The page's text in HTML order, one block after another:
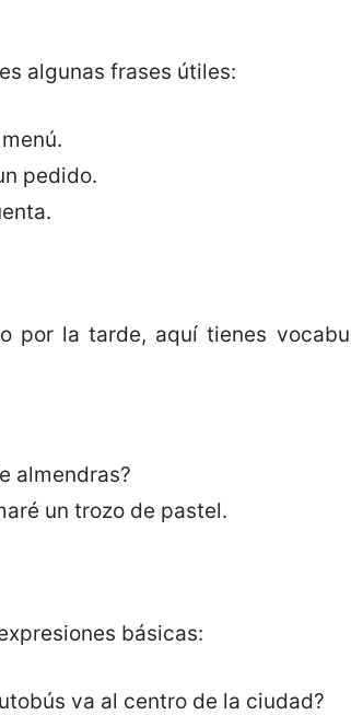
algunas frases útiles:
pedido.
por la tarde, aquí tienes
almendras?
un trozo de pastel.
básicas:
va al centro de la ciudad?